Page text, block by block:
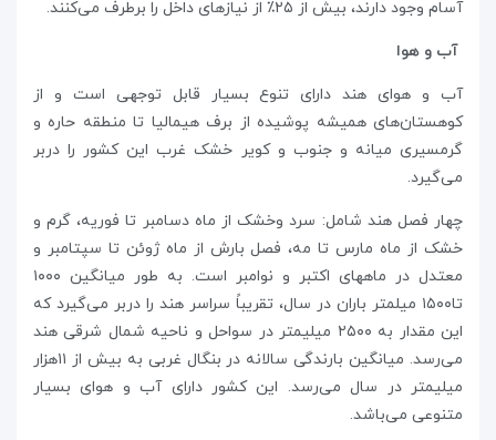
آسام وجود دارند، بیش از ۲۵٪ از نیازهای داخل را برطرف می‌کنند.
آب و هوا
آب و هوای هند دارای تنوع بسیار قابل توجهی است و از
کوهستان‌های همیشه پوشیده از برف هیمالیا تا منطقه حاره و
گرمسیری میانه و جنوب و کویر خشک غرب این کشور را دربر
می‌گیرد.
چهار فصل هند شامل: سرد وخشک از ماه دسامبر تا فوریه، گرم و
خشک از ماه مارس تا مه، فصل بارش از ماه ژوئن تا سپتامبر و
معتدل در ماههای اکتبر و نوامبر است. به طور میانگین ۱۰۰۰
تا۱۵۰۰ میلمتر باران در سال، تقریباً سراسر هند را دربر می‌گیرد که
این مقدار به ۲۵۰۰ میلیمتر در سواحل و ناحیه شمال شرقی هند
می‌رسد. میانگین بارندگی سالانه در بنگال غربی به بیش از ۱۱هزار
میلیمتر در سال می‌رسد. این کشور دارای آب و هوای بسیار
متنوعی می‌باشد.